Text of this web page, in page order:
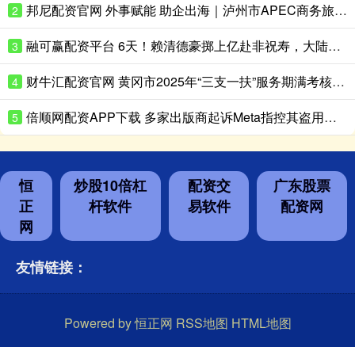
2 邦尼配资官网 外事赋能 助企出海｜泸州市APEC商务旅行卡宣传推介会成功举办
3 融可赢配资平台 6天！赖清德豪掷上亿赴非祝寿，大陆送10项大礼，蓝营怒吼：别搞了！
4 财牛汇配资官网 黄冈市2025年“三支一扶”服务期满考核优秀人员风采
5 倍顺网配资APP下载 多家出版商起诉Meta指控其盗用版权作品训练人工智能
恒
正
网
炒股10倍杠
杆软件
配资交
易软件
广东股票
配资网
友情链接：
Powered by恒正网 RSS地图 HTML地图